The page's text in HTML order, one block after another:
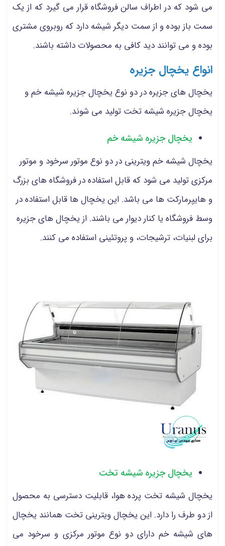
می شود که در اطراف سالن فروشگاه قرار می گیرد که از یک
سمت باز بوده و از سمت دیگر شیشه دارد که روبروی مشتری
بوده و می توانند دید کافی به محصولات داشته باشند.
انواع یخچال جزیره
یخچال های جزیره در دو نوع یخچال جزیره شیشه خم و
یخچال جزیره شیشه تخت تولید می شوند.
یخچال جزیره شیشه خم
یخچال شیشه خم ویترینی در دو نوع موتور سرخود و موتور
مرکزی تولید می شود که قابل استفاده در فروشگاه های بزرگ
و هایپرمارکت ها می باشد. این یخچال ها قابل استفاده در
وسط فروشگاه یا کنار دیوار می باشند. از یخچال های جزیره
برای لبنیات، ترشیجات، و پروتئینی استفاده می کنند.
یخچال جزیره شیشه تخت
یخچال شیشه تخت پرده هوا، قابلیت دسترسی به محصول
از دو طرف را دارد. این یخچال ویترینی تخت همانند یخچال
های شیشه خم دارای دو نوع موتور مرکزی و سرخود می